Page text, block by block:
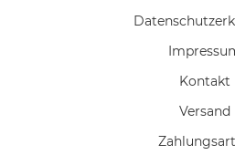
Kontakt
Versand